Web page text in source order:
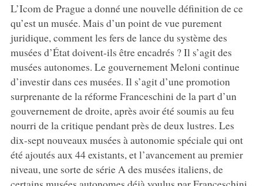
L’Icom de Prague a donné une nouvelle définition de ce
qu’est un musée. Mais d’un point de vue purement
juridique, comment les fers de lance du système des
musées d’État doivent-ils être encadrés ? Il s’agit des
musées autonomes. Le gouvernement Meloni continue
d’investir dans ces musées. Il s’agit d’une promotion
surprenante de la réforme Franceschini de la part d’un
gouvernement de droite, après avoir été soumis au feu
nourri de la critique pendant près de deux lustres. Les
dix-sept nouveaux musées à autonomie spéciale qui ont
été ajoutés aux 44 existants, et l’avancement au premier
niveau, une sorte de série A des musées italiens, de